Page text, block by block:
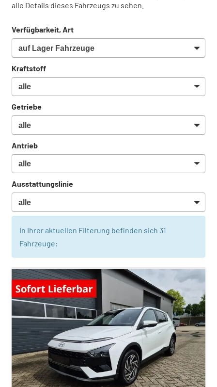
alle Details dieses Fahrzeugs zu sehen.
Verfügbarkeit, Art
Kraftstoff
Getriebe
Antrieb
Ausstattungslinie
In Ihrer aktuellen Filterung befinden sich 31
Fahrzeuge: